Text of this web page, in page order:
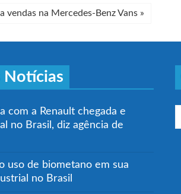
vendas na Mercedes-Benz Vans »
Notícias
com a Renault chegada e
no Brasil, diz agência de
uso de biometano em sua
no Brasil